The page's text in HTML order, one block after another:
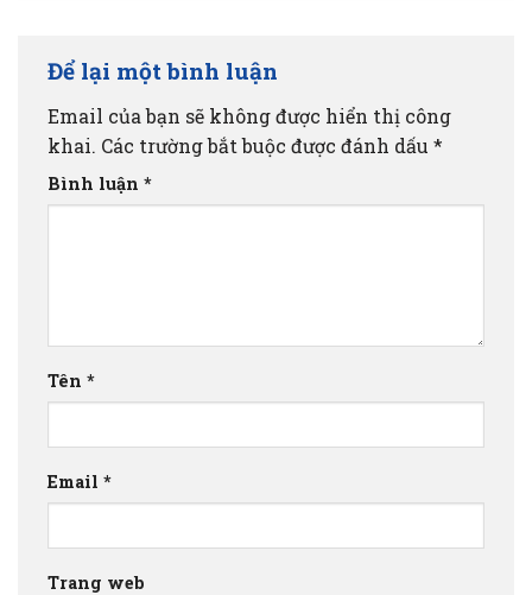
Để lại một bình luận
Email của bạn sẽ không được hiển thị công
khai. Các trường bắt buộc được đánh dấu *
Bình luận *
Tên *
Email *
Trang web